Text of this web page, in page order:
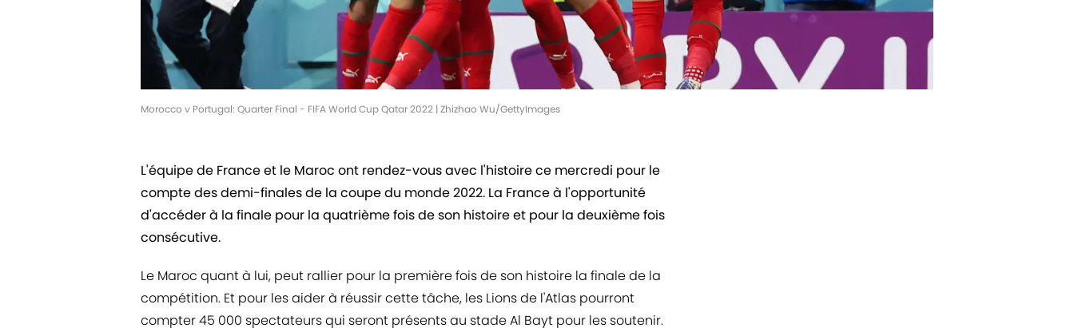
Morocco v Portugal: Quarter Final - FIFA World Cup Qatar 2022 | Zhizhao Wu/GettyImages
L'équipe de France et le Maroc ont rendez-vous avec l'histoire ce mercredi pour le
compte des demi-finales de la coupe du monde 2022. La France à l'opportunité
d'accéder à la finale pour la quatrième fois de son histoire et pour la deuxième fois
consécutive.
Le Maroc quant à lui, peut rallier pour la première fois de son histoire la finale de la
compétition. Et pour les aider à réussir cette tâche, les Lions de l'Atlas pourront
compter 45 000 spectateurs qui seront présents au stade Al Bayt pour les soutenir.